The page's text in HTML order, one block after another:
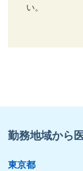
い。
勤務地域から
東京都